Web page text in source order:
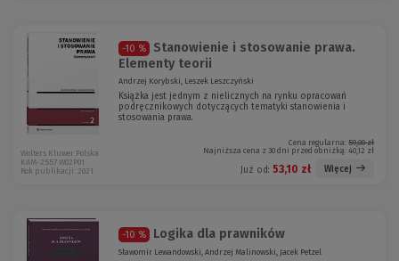
-10 %
Stanowienie i stosowanie prawa.
Elementy teorii
Andrzej Korybski, Leszek Leszczyński
Książka jest jednym z nielicznych na rynku opracowań
podręcznikowych dotyczących tematyki stanowienia i
stosowania prawa.
Cena regularna: 59,00 zł
Najniższa cena z 30 dni przed obniżką: 40,12 zł
Już od: 53,10 zł Więcej
Wolters Kluwer Polska
KAM-2557 W02P01
Rok publikacji: 2021
-10 % Logika dla prawników
Sławomir Lewandowski, Andrzej Malinowski, Jacek Petzel